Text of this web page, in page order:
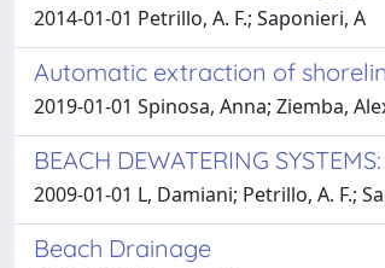
2014-01-01 Petrillo, A. F.; Saponieri, A
Automatic extraction of
2019-01-01 Spinosa, Anna; Ziemba,
BEACH DEWATERING
2009-01-01 L, Damiani; Petrillo, A. F.;
Beach Drainage